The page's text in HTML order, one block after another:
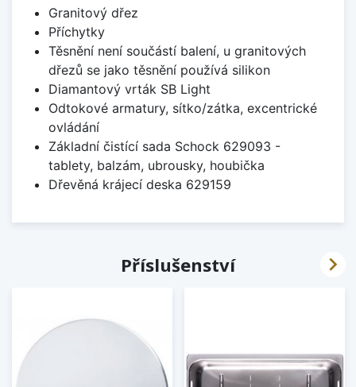
Granitový dřez
Příchytky
Těsnění není součástí balení, u granitových
dřezů se jako těsnění používá silikon
Diamantový vrták SB Light
Odtokové armatury, sítko/zátka, excentrické
ovládání
Základní čistící sada Schock 629093 -
tablety, balzám, ubrousky, houbička
Dřevěná krájecí deska 629159
Příslušenství 